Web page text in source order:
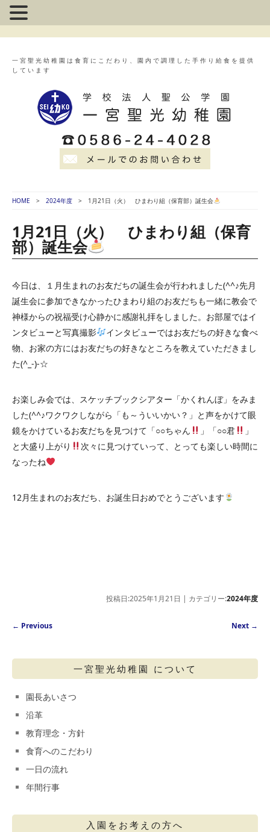
一宮聖光幼稚園は食育にこだわり、園内で調理した手作り給食を提供
しています
HOME 2024年度 1月21日（火） ひまわり組（保育部）誕生会
1月21日（火） ひまわり組（保育
部）誕生会
今日は、１月生まれのお友だちの誕生会が行われました(^^♪先月
誕生会に参加できなかったひまわり組のお友だちも一緒に教会で
神様からの祝福受け心静かに感謝礼拝をしました。お部屋ではイ
ンタビューと写真撮影
インタビューではお友だちの好きな食べ
物、お家の方にはお友だちの好きなところを教えていただきまし
た(^_-)-☆
お楽しみ会では、スケッチブックシアター「かくれんぼ」をみま
した(^^♪ワクワクしながら「も～ういいかい？」と声をかけて眼
鏡をかけているお友だちを見つけて「○○ちゃん
」「○○君
」
と大盛り上がり
次々に見つけていって、とっても楽しい時間に
なったね
12月生まれのお友だち、お誕生日おめでとうございます
投稿日:2025年1月21日 | カテゴリー:2024年度
Post navigation
← Previous Next →
一宮聖光幼稚園 について
園長あいさつ
沿革
教育理念・方針
食育へのこだわり
一日の流れ
年間行事
入園をお考えの方へ